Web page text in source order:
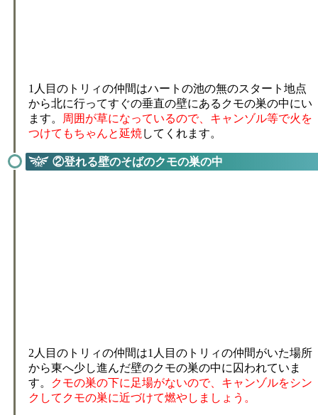
1人目のトリィの仲間はハートの池の無のスタート地点
から北に行ってすぐの垂直の壁にあるクモの巣の中にい
ます。
周囲が草になっているので、キャンゾル等で火を
つけてもちゃんと延焼してくれます。
②登れる壁のそばのクモの巣の中
2人目のトリィの仲間は1人目のトリィの仲間がいた場所
から東へ少し進んだ壁のクモの巣の中に囚われていま
す。
クモの巣の下に足場がないので、キャンゾルをシン
クしてクモの巣に近づけて燃やしましょう。